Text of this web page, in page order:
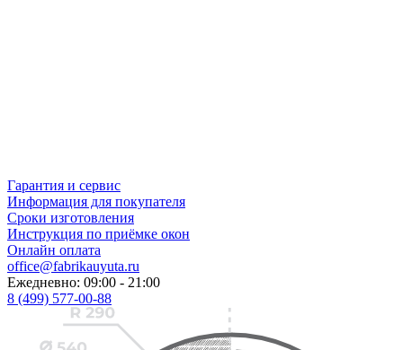
Гарантия и сервис
Информация для покупателя
Сроки изготовления
Инструкция по приёмке окон
Онлайн оплата
office@fabrikauyuta.ru
Ежедневно: 09:00 - 21:00
8 (499) 577-00-88